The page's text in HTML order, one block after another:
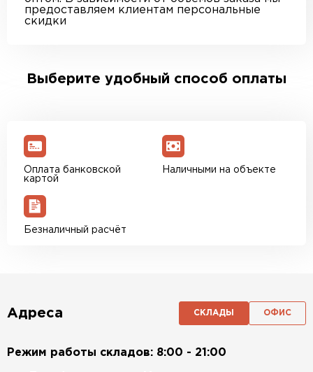
предоставляем клиентам персональные
скидки
Выберите удобный способ оплаты
Оплата банковской
картой
Наличными на объекте
Безналичный расчёт
Адреса СКЛАДЫ ОФИС
Режим работы складов: 8:00 - 21:00